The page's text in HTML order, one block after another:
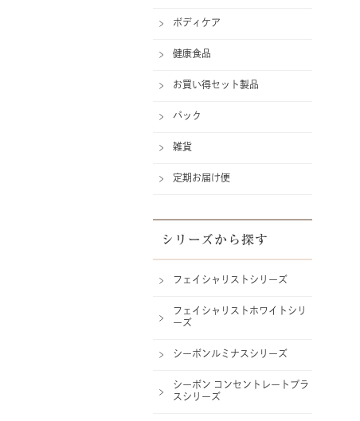
ボディケア
健康食品
お買い得セット製品
パック
雑貨
定期お届け便
シリーズから探す
フェイシャリストシリーズ
フェイシャリストホワイトシリ
ーズ
シーボンルミナスシリーズ
シーボン コンセントレートプラ
スシリーズ